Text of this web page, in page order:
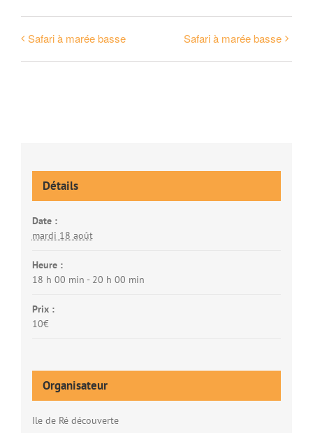
Safari à marée basse Safari à marée basse
Détails
Date :
mardi 18 août
Heure :
18 h 00 min - 20 h 00 min
Prix :
10€
Organisateur
Ile de Ré découverte